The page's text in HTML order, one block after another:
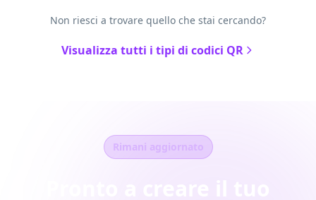
Non riesci a trovare quello che stai cercando?
Visualizza tutti i tipi di codici QR
Rimani aggiornato